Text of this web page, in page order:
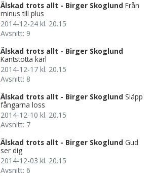
Älskad trots allt - Birger Skoglund Från
minus till plus
2014-12-24 kl. 20.15
Avsnitt: 9
Älskad trots allt - Birger Skoglund
Kantstötta kärl
2014-12-17 kl. 20.15
Avsnitt: 8
Älskad trots allt - Birger Skoglund Släpp
fångarna loss
2014-12-10 kl. 20.15
Avsnitt: 7
Älskad trots allt - Birger Skoglund Gud
ser dig
2014-12-03 kl. 20.15
Avsnitt: 6